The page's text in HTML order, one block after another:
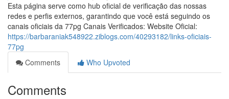
Esta página serve como hub oficial de verificação das nossas
redes e perfis externos, garantindo que você está seguindo os
canais oficiais da 77pg Canais Verificados: Website Oficial:
https://barbaraniak548922.ziblogs.com/40293182/links-oficiais-
77pg
Comments
Who Upvoted
Comments